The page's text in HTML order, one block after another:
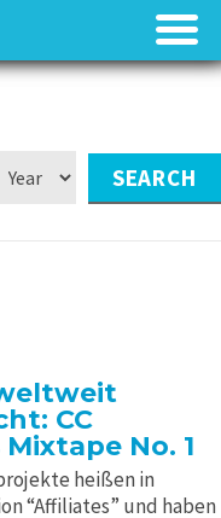
CC
No. 1
heißen in
“Affiliates” und haben